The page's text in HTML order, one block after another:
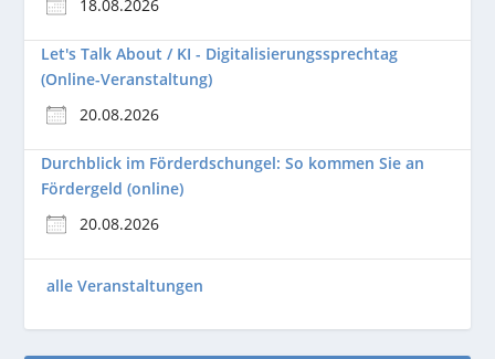
18.08.2026
Let's Talk About / KI - Digitalisierungssprechtag
(Online-Veranstaltung)
20.08.2026
Durchblick im Förderdschungel: So kommen Sie an
Fördergeld (online)
20.08.2026
alle Veranstaltungen